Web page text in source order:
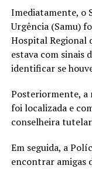
Imediatamente, o
Urgência (Samu)
Hospital Regional
estava com sinais
identificar se
Posteriormente, a
foi localizada e
conselheira
Em seguida, a
encontrar amigas